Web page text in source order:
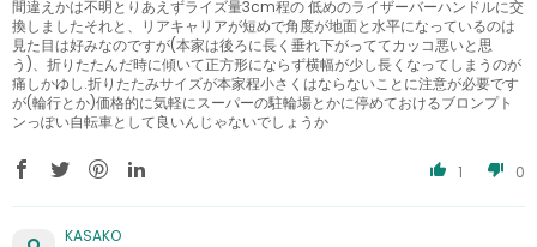
間違えかは不明とりあえずライズ量3cm程の 低めのライザーバーハンドルに交
換しましたそれと、リアキャリアが短めで角度が地面と水平になっているのは
見た目は好みなのですが(本家は後ろに長く垂れ下がっててカッコ悪いと思
う)、折りたたんだ時に傾いて正方形にならず横幅が少し長くなってしまうのが
痛しかゆし.折りたたみサイズが本家程小さくはならないことに注意が必要です
が(輪行とか)価格的に気軽にスーパーの駐輪場とかに停めておけるブロンプト
ンっぽい自転車として良いんじゃないでしょうか
1 0
KASAKO